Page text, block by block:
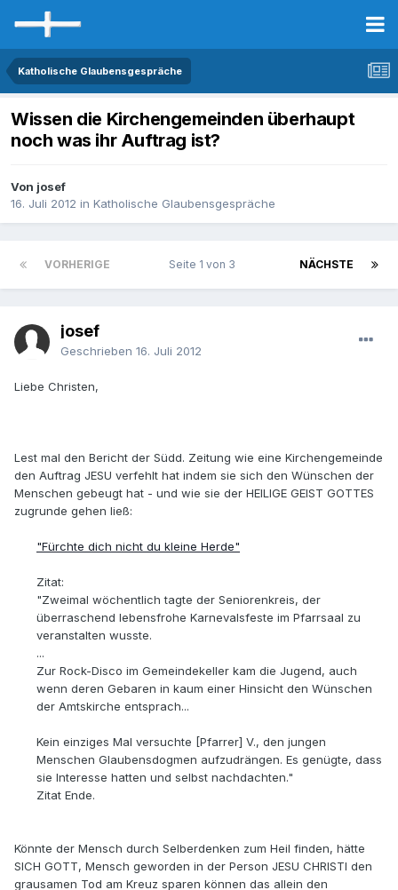
Katholische Glaubensgespräche
Wissen die Kirchengemeinden überhaupt
noch was ihr Auftrag ist?
Von josef
16. Juli 2012 in Katholische Glaubensgespräche
VORHERIGE NÄCHSTE
Seite 1 von 3
josef
Geschrieben 16. Juli 2012
Liebe Christen,
Lest mal den Bericht der Südd. Zeitung wie eine Kirchengemeinde
den Auftrag JESU verfehlt hat indem sie sich den Wünschen der
Menschen gebeugt hat - und wie sie der HEILIGE GEIST GOTTES
zugrunde gehen ließ:
"Fürchte dich nicht du kleine Herde"
Zitat:
"Zweimal wöchentlich tagte der Seniorenkreis, der
überraschend lebensfrohe Karnevalsfeste im Pfarrsaal zu
veranstalten wusste.
...
Zur Rock-Disco im Gemeindekeller kam die Jugend, auch
wenn deren Gebaren in kaum einer Hinsicht den Wünschen
der Amtskirche entsprach...
Kein einziges Mal versuchte [Pfarrer] V., den jungen
Menschen Glaubensdogmen aufzudrängen. Es genügte, dass
sie Interesse hatten und selbst nachdachten."
Zitat Ende.
Könnte der Mensch durch Selberdenken zum Heil finden, hätte
SICH GOTT, Mensch geworden in der Person JESU CHRISTI den
grausamen Tod am Kreuz sparen können das allein den